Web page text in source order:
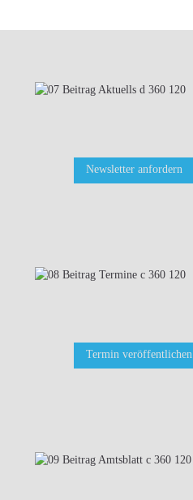
Newsletter anfordern
Termin veröffentlichen